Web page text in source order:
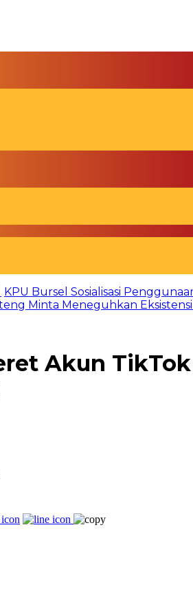
KPU Bursel Sosialisasi
Minta Meneguhkan
Akun